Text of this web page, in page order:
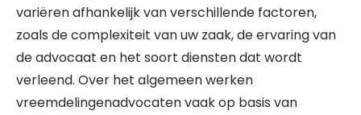
variëren afhankelijk van verschillende factoren,
zoals de complexiteit van uw zaak, de ervaring van
de advocaat en het soort diensten dat wordt
verleend. Over het algemeen werken
vreemdelingenadvocaten vaak op basis van